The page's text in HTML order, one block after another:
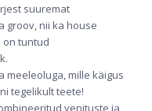
suuremat
groov, nii ka house
on tuntud
meeleoluga, mille käigus
tegelikult teete!
venituste ja